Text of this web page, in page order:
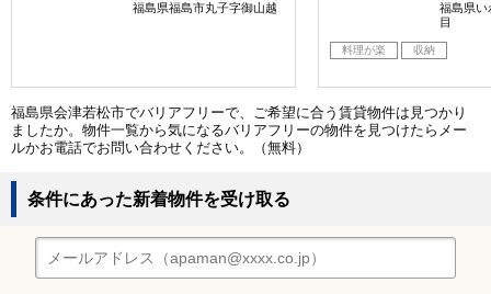
福島県福島市丸子字御山越
福島県い
目
料理が楽 収納
福島県会津若松市でバリアフリーで、ご希望に合う賃貸物件は見つかり
ましたか。物件一覧から気になるバリアフリーの物件を見つけたらメー
ルかお電話でお問い合わせください。（無料）
条件にあった新着物件を受け取る